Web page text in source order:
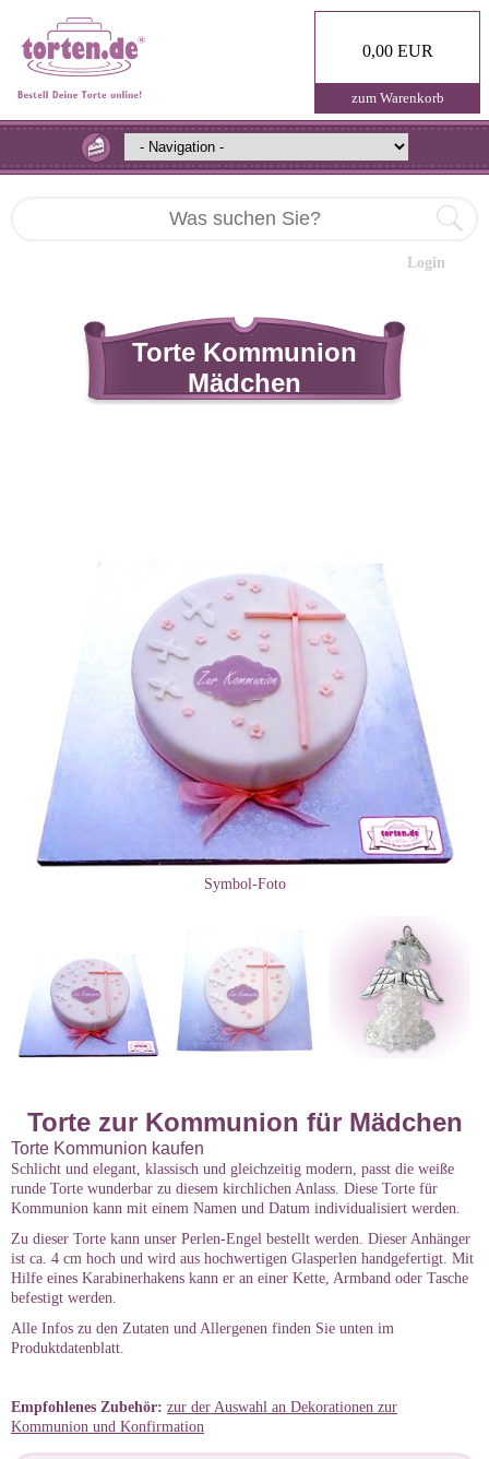
0,00 EUR
zum Warenkorb
Login
Torte Kommunion
Mädchen
Symbol-Foto
Torte zur Kommunion für Mädchen
Torte Kommunion kaufen
Schlicht und elegant, klassisch und gleichzeitig modern, passt die weiße
runde Torte wunderbar zu diesem kirchlichen Anlass. Diese Torte für
Kommunion kann mit einem Namen und Datum individualisiert werden.
Zu dieser Torte kann unser Perlen-Engel bestellt werden. Dieser Anhänger
ist ca. 4 cm hoch und wird aus hochwertigen Glasperlen handgefertigt. Mit
Hilfe eines Karabinerhakens kann er an einer Kette, Armband oder Tasche
befestigt werden.
Alle Infos zu den Zutaten und Allergenen finden Sie unten im
Produktdatenblatt.
Empfohlenes Zubehör: zur der Auswahl an Dekorationen zur
Kommunion und Konfirmation